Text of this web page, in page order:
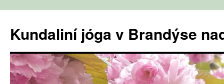
obsahu
webu
Kundaliní jóga v Brandýse